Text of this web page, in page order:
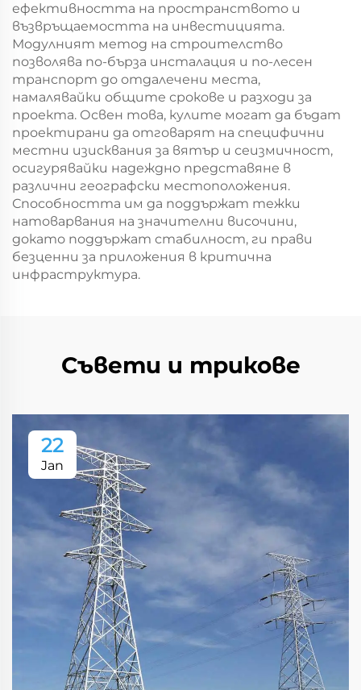
ефективността на пространството и
възвръщаемостта на инвестицията.
Модулният метод на строителство
позволява по-бърза инсталация и по-лесен
транспорт до отдалечени места,
намалявайки общите срокове и разходи за
проекта. Освен това, кулите могат да бъдат
проектирани да отговарят на специфични
местни изисквания за вятър и сеизмичност,
осигурявайки надеждно представяне в
различни географски местоположения.
Способността им да поддържат тежки
натоварвания на значителни височини,
докато поддържат стабилност, ги прави
безценни за приложения в критична
инфраструктура.
Съвети и трикове
22
Jan